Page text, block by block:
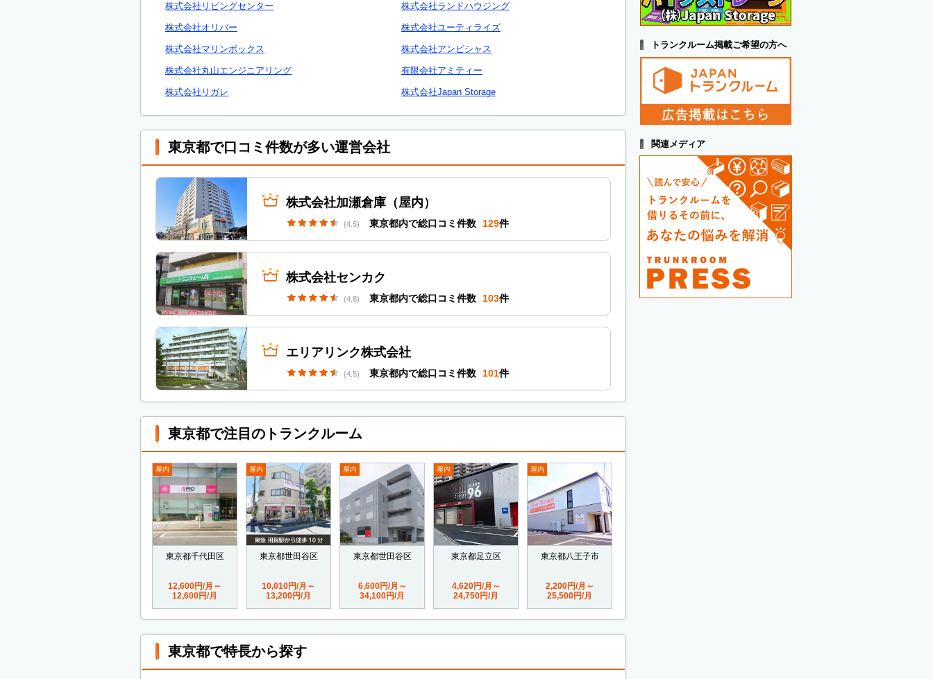
株式会社リビングセンター 株式会社ランドハウジング
株式会社オリバー 株式会社ユーティライズ
株式会社マリンボックス 株式会社アンビシャス
株式会社丸山エンジニアリング 有限会社アミティー
株式会社リガレ 株式会社Japan Storage
東京都で口コミ件数が多い運営会社
株式会社加瀬倉庫（屋内）
(4.5) 東京都内で総口コミ件数 129件
株式会社センカク
(4.8) 東京都内で総口コミ件数 103件
エリアリンク株式会社
(4.5) 東京都内で総口コミ件数 101件
東京都で注目のトランクルーム
屋内
東京都千代田区
12,600円/月～
12,600円/月
屋内
東京都世田谷区
10,010円/月～
13,200円/月
屋内
東京都世田谷区
6,600円/月～
34,100円/月
屋内
東京都足立区
4,620円/月～
24,750円/月
屋内
東京都八王子市
2,200円/月～
25,500円/月
東京都で特長から探す
トランクルーム掲載ご希望の方へ
関連メディア